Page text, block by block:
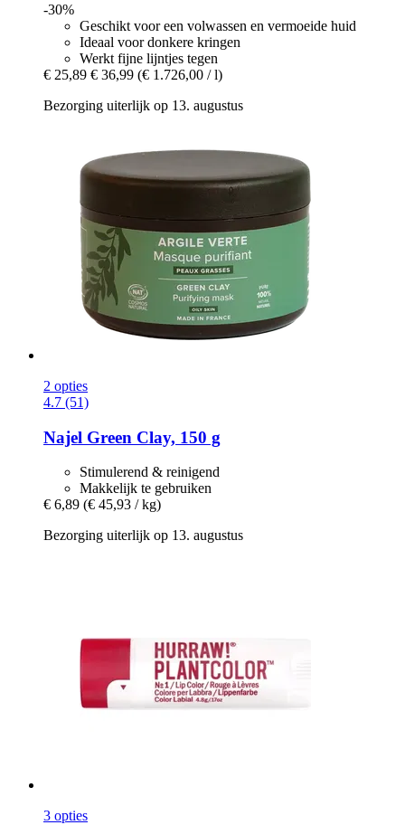
-30%
Geschikt voor een volwassen en vermoeide huid
Ideaal voor donkere kringen
Werkt fijne lijntjes tegen
€ 25,89 € 36,99 (€ 1.726,00 / l)
Bezorging uiterlijk op 13. augustus
2 opties
4.7 (51)
Najel Green Clay, 150 g
Stimulerend & reinigend
Makkelijk te gebruiken
€ 6,89 (€ 45,93 / kg)
Bezorging uiterlijk op 13. augustus
3 opties